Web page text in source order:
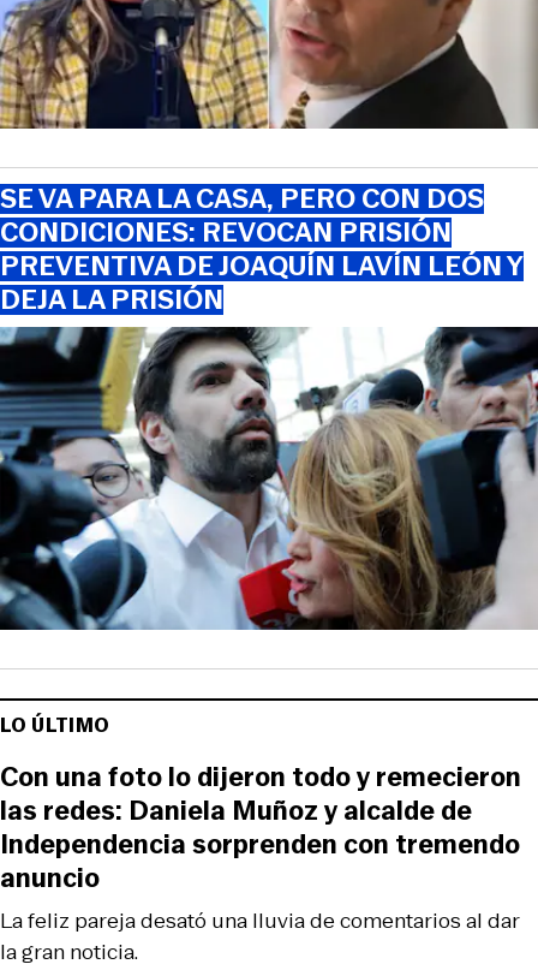
SE VA PARA LA CASA, PERO CON DOS
CONDICIONES: REVOCAN PRISIÓN
PREVENTIVA DE JOAQUÍN LAVÍN LEÓN Y
DEJA LA PRISIÓN
LO ÚLTIMO
La feliz pareja desató una lluvia de comentarios al dar
la gran noticia.
Con una foto lo dijeron todo y remecieron
las redes: Daniela Muñoz y alcalde de
Independencia sorprenden con tremendo
anuncio